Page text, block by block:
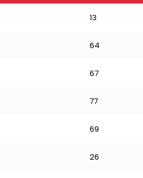
13
64
67
77
69
26